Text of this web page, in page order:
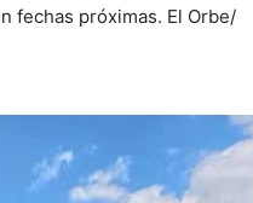
fechas próximas. El Orbe/